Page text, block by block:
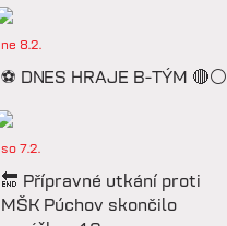
ne 8.2.
⚽️ DNES HRAJE B-TÝM 🔴⚪️
so 7.2.
🔚 Přípravné utkání proti
MŠK Púchov skončilo